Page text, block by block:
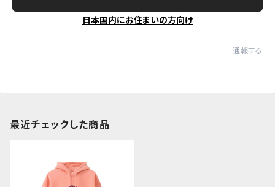
日本国内にお住まいの方向け
通報する
最近チェックした商品